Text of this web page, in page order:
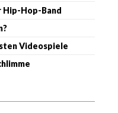
Hop-Band
Videospiele